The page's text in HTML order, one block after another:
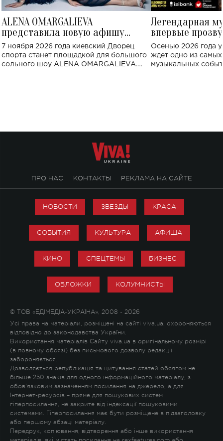
ALENA OMARGALIEVA
представила новую афишу
большого концерта во Дворце
спорта
7 ноября 2026 года киевский Дворец
спорта станет площадкой для большого
сольного шоу ALENA OMARGALIEVA.
Легендарная
впервые
Украине: где
Осенью 2026 года
ждет одно из
музыкальных
ПРО НАС КОНТАКТЫ РЕКЛАМА НА САЙТЕ
НОВОСТИ ЗВЕЗДЫ КРАСА
СОБЫТИЯ КУЛЬТУРА АФИША
КИНО СПЕЦТЕМЫ БИЗНЕС
ОБЛОЖКИ КОЛУМНИСТЫ
© ТОВ «ЕДІМЕДІА-УКРАЇНА», 2008 - 2026
Усі права на матеріали, розміщені на сайті viva.ua, охороняються
відповідно до законодавства України.
Використання матеріалів Сайту viva.ua в оригінальному розмірі
(в повному обсязі) без письмового дозволу редакції
забороняється.
Дозволяється републікація та цитування статей обсягом не
більше 250 знаків для одного інформаційного матеріалу, з
обов'язковим зазначенням посилання на джерело, а для
Інтернет-ресурсів – пряме для пошукових систем
гіперпосилання, не закрите від індексації пошуковими
системами. Гіперпосилання має бути розміщене в підзаголовку
або першому абзаці матеріалу.
Передрук, копіювання, відтворення або інше використання